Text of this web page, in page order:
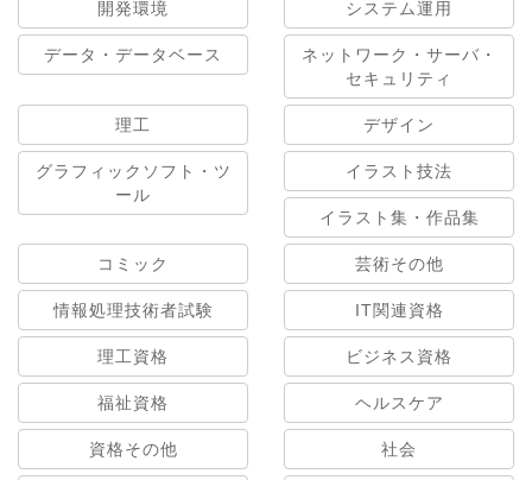
開発環境 システム運用
データ・データベース
ネットワーク・サーバ・
セキュリティ
理工 デザイン
グラフィックソフト・ツ
ール
イラスト技法
イラスト集・作品集
コミック 芸術その他
情報処理技術者試験 IT関連資格
理工資格 ビジネス資格
福祉資格 ヘルスケア
資格その他 社会